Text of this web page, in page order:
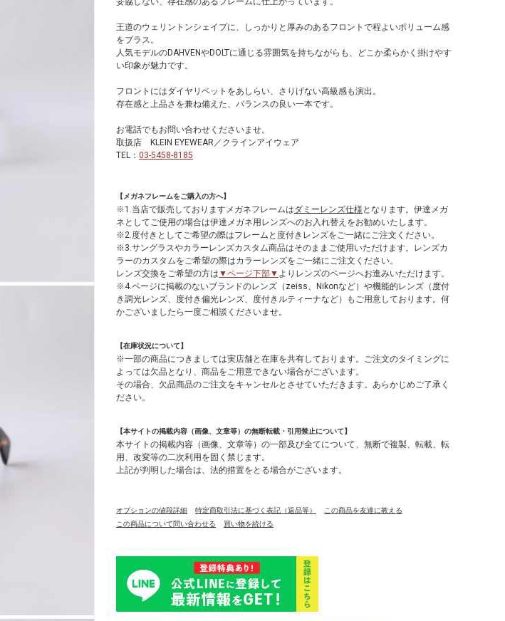
王道のウェリントンシェイプに、しっかりと厚みのあるフロントで程よいボリューム感
をプラス。
人気モデルのDAHVENやDOLTに通じる雰囲気を持ちながらも、どこか柔らかく掛けやす
い印象が魅力です。
フロントにはダイヤリベットをあしらい、さりげない高級感も演出。
存在感と上品さを兼ね備えた、バランスの良い一本です。
お電話でもお問い合わせくださいませ。
取扱店 KLEIN EYEWEAR／クラインアイウェア
TEL： 03-5458-8185
【メガネフレームをご購入の方へ】
※1.当店で販売しておりますメガネフレームはダミーレンズ仕様 となります。伊達メガ
ネとしてご使用の場合は伊達メガネ用レンズへのお入れ替えをお勧めいたします。
※2.度付きとしてご希望の際はフレームと度付きレンズをご一緒にご注文ください。
※3.サングラスやカラーレンズカスタム商品はそのままご使用いただけます。レンズカ
ラーのカスタムをご希望の際はカラーレンズをご一緒にご注文ください。
レンズ交換をご希望の方は ▼ページ下部▼ よりレンズのページへお進みいただけます。
※4.ページに掲載のないブランドのレンズ（zeiss、Nikonなど）や機能的レンズ（度付
き調光レンズ、度付き偏光レンズ、度付きルティーナなど）もご用意しております。何
かございましたら一度ご相談くださいませ。
【在庫状況について】
※一部の商品につきましては実店舗と在庫を共有しております。ご注文のタイミングに
よっては欠品となり、商品をご用意できない場合がございます。
その場合、欠品商品のご注文をキャンセルとさせていただきます。あらかじめご了承く
ださい。
【本サイトの掲載内容（画像、文章等）の無断転載・引用禁止について】
本サイトの掲載内容（画像、文章等）の一部及び全てについて、無断で複製、転載、転
用、改変等の二次利用を固く禁じます。
上記が判明した場合は、法的措置をとる場合がございます。
オプションの値段詳細 特定商取引法に基づく表記（返品等）
この商品を友達に教える
この商品について問い合わせる
買い物を続ける